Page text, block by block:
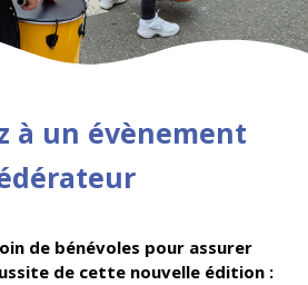
à un évènement
de bénévoles pour assurer
de cette nouvelle édition :